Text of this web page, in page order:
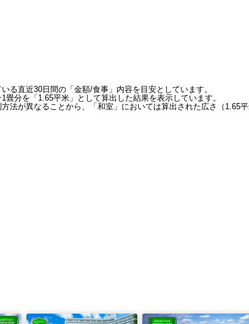
る直近30日間の「金額/食事」内容を目安としています。
分を「1.65平米」として算出した結果を表示しています。
法が異なることから、「和室」においては算出された広さ（1.65